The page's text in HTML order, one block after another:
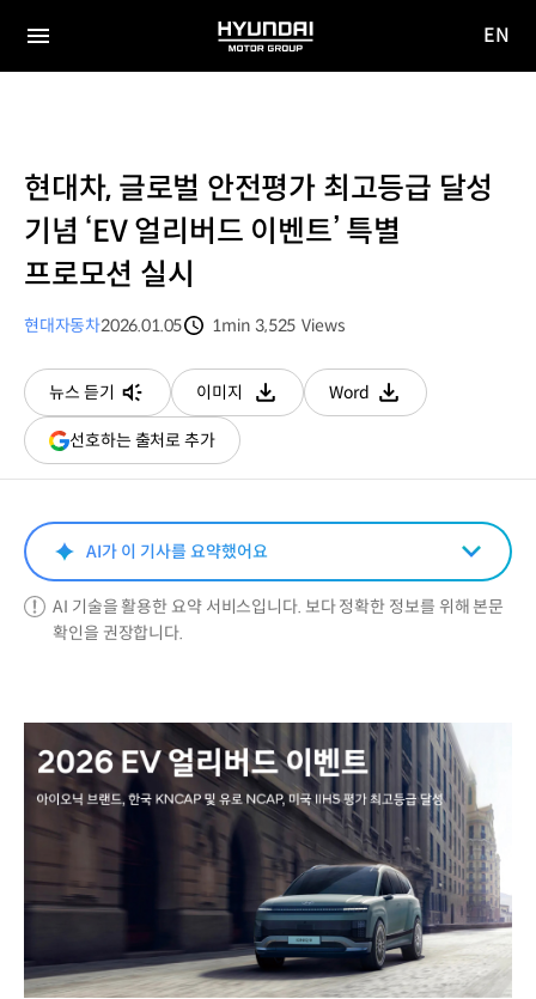
전체
HYUNDAI
MOTOR
EN
현대차, 글로벌 안전평가 최고등급 달성
기념 ‘EV 얼리버드 이벤트’ 특별
프로모션 실시
현대자동차2026.01.05
1min 3,525 Views
뉴스 듣기
이미지
다운로드
Word
다운로드
선호하는 출처로 추가(새
창
AI가 이 기사를 요약했어요
AI 기술을 활용한 요약 서비스입니다. 보다 정확한 정보를 위해 본문
확인을 권장합니다.